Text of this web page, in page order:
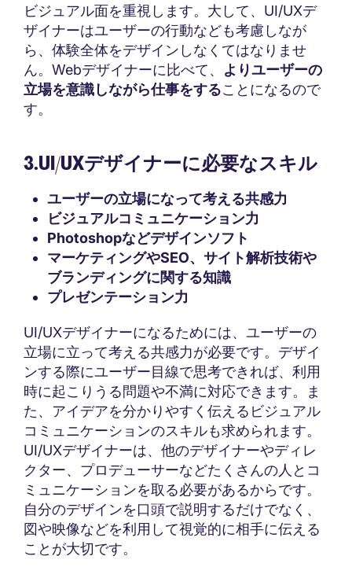
ビジュアル面を重視します。大して、UI/UXデ
ザイナーはユーザーの行動なども考慮しなが
ら、体験全体をデザインしなくてはなりませ
ん。Webデザイナーに比べて、 よりユーザーの
立場を意識しながら仕事をすることになるので
す。
3.UI/UXデザイナーに必要なスキル
ユーザーの立場になって考える共感力
ビジュアルコミュニケーション力
Photoshopなどデザインソフト
マーケティングやSEO、サイト解析技術や
ブランディングに関する知識
プレゼンテーション力
UI/UXデザイナーになるためには、ユーザーの
立場に立って考える共感力が必要です。デザイ
ンする際にユーザー目線で思考できれば、利用
時に起こりうる問題や不満に対応できます。ま
た、アイデアを分かりやすく伝えるビジュアル
コミュニケーションのスキルも求められます。
UI/UXデザイナーは、他のデザイナーやディレ
クター、プロデューサーなどたくさんの人とコ
ミュニケーションを取る必要があるからです。
自分のデザインを口頭で説明するだけでなく、
図や映像などを利用して視覚的に相手に伝える
ことが大切です。